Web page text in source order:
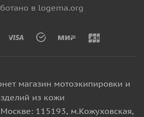
в logema.org
магазин мотоэкипировки и
из кожи
115193, м.Кожуховская,